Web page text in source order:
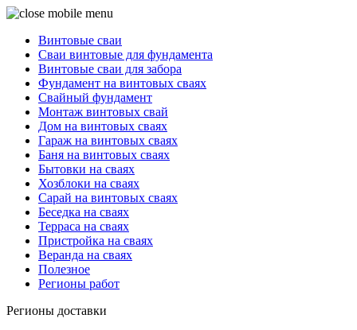
Винтовые сваи
Сваи винтовые для фундамента
Винтовые сваи для забора
Фундамент на винтовых сваях
Свайный фундамент
Монтаж винтовых свай
Дом на винтовых сваях
Гараж на винтовых сваях
Баня на винтовых сваях
Бытовки на сваях
Хозблоки на сваях
Сарай на винтовых сваях
Беседка на сваях
Терраса на сваях
Пристройка на сваях
Веранда на сваях
Полезное
Регионы работ
Регионы доставки